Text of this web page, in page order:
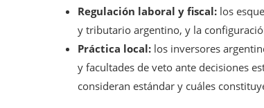
Regulación laboral y fiscal: los
y tributario argentino, y la
Práctica local: los inversores
y facultades de veto ante decisiones
consideran estándar y cuáles